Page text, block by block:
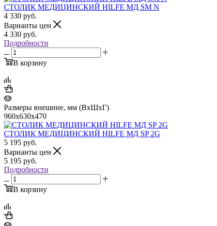
СТОЛИК МЕДИЦИНСКИЙ HILFE МД SM N
4 330 руб.
Варианты цен
4 330 руб.
Подробности
В корзину
Размеры внешние, мм (ВхШхГ)
960x630x470
СТОЛИК МЕДИЦИНСКИЙ HILFE МД SP 2G
5 195 руб.
Варианты цен
5 195 руб.
Подробности
В корзину